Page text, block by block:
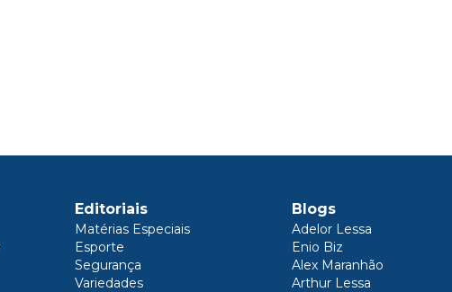
Editoriais
Matérias Especiais
Esporte
Segurança
Variedades
Blogs
Adelor Lessa
Enio Biz
Alex Maranhão
Arthur Lessa